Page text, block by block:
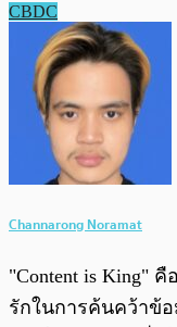
CBDC
Channarong Noramat
"Content is King"
รักในการค้นคว้าข้อ